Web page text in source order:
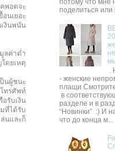
พอตจะ
นเยอะ
งินพนัน
ลค่าต่ำ
ดยเหตุ
นผู้ชนะ
ทรศัพท์
รับเงิน
ที่ได้รับ
นและก็
поделиться или я
.
- женские
плащи
в
разделе и в
“Новинки” :) И
что до конца м...